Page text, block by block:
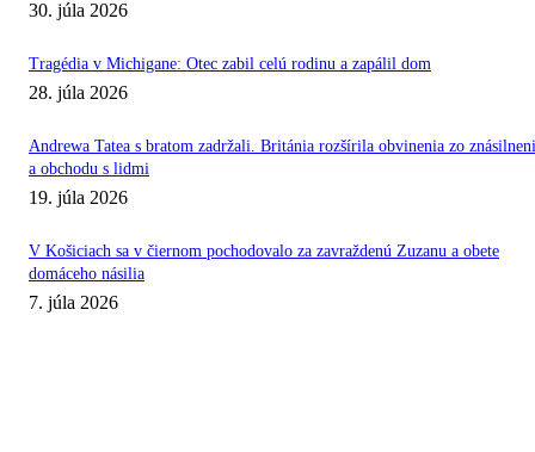
30. júla 2026
Tragédia v Michigane: Otec zabil celú rodinu a zapálil dom
28. júla 2026
Andrewa Tatea s bratom zadržali. Británia rozšírila obvinenia zo
a obchodu s lidmi
19. júla 2026
V Košiciach sa v čiernom pochodovalo za zavraždenú Zuzanu a obete
domáceho násilia
7. júla 2026